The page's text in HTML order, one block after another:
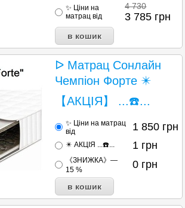
✨ Ціни на
матрац від
4 730
3 785 грн
ᐅ Матрац Сонлайн
Чемпіон Форте ✴️
【АКЦІЯ】 ...☎️...
✨ Ціни на матрац
від
1 850 грн
✴️ АКЦІЯ ...☎️... 1 грн
《ЗНИЖКА》—
15 %
0 грн